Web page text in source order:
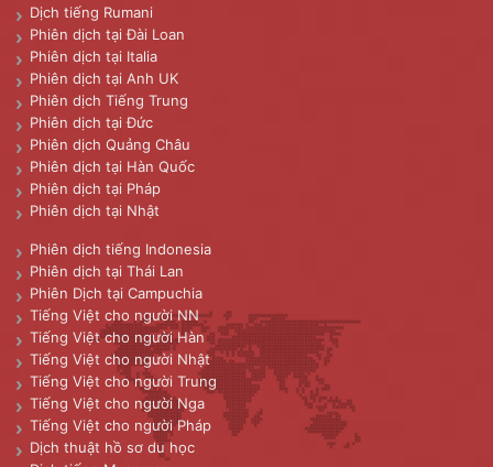
Dịch tiếng Rumani
Phiên dịch tại Đài Loan
Phiên dịch tại Italia
Phiên dịch tại Anh UK
Phiên dịch Tiếng Trung
Phiên dịch tại Đức
Phiên dịch Quảng Châu
Phiên dịch tại Hàn Quốc
Phiên dịch tại Pháp
Phiên dịch tại Nhật
Phiên dịch tiếng Indonesia
Phiên dịch tại Thái Lan
Phiên Dịch tại Campuchia
Tiếng Việt cho người NN
Tiếng Việt cho người Hàn
Tiếng Việt cho người Nhật
Tiếng Việt cho người Trung
Tiếng Việt cho người Nga
Tiếng Việt cho người Pháp
Dịch thuật hồ sơ du học